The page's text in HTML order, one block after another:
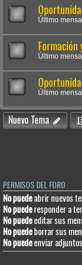
Último
Último
Último
Nuevo Tema
PERMISOS DEL FORO
No puedeabrir nuevos
No puederesponder a
No puedeeditar sus
No puedeborrar sus
No puedeenviar